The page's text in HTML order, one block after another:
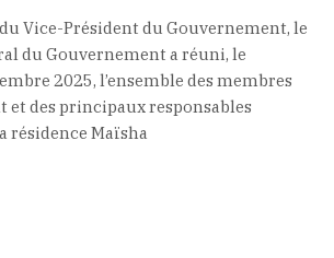
Vice-Président du Gouvernement, le
du Gouvernement a réuni, le
2025, l’ensemble des membres
et des principaux responsables
résidence Maïsha